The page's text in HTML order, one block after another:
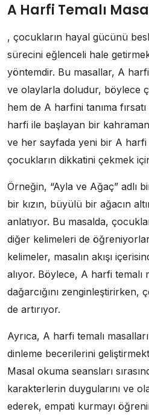
A Harfi Temalı
, çocukların hayal gücünü
sürecini eğlenceli hale
yöntemdir. Bu masallar, A
ve olaylarla doludur, böylece
hem de A harfini tanıma
harfi ile başlayan bir
ve her sayfada yeni bir A harfi
çocukların dikkatini çekmek
Örneğin, “Ayla ve Ağaç” adlı
bir kızın, büyülü bir ağacın
anlatıyor. Bu masalda,
diğer kelimeleri de
kelimeler, masalın akışı
alıyor. Böylece, A harfi temalı
dağarcığını zenginleştirirken,
de artırıyor.
Ayrıca, A harfi temalı
dinleme becerilerini
Masal okuma seansları
karakterlerin duygularını ve
ederek, empati kurmayı